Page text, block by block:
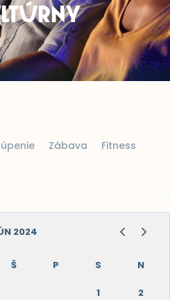
Zábava Fitness
2024
Š P S N
1 2